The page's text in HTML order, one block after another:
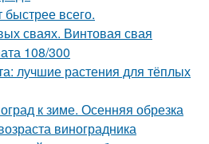
быстрее всего.
сваях. Винтовая свая
108/300
лучшие растения для тёплых
к зиме. Осенняя обрезка
виноградника